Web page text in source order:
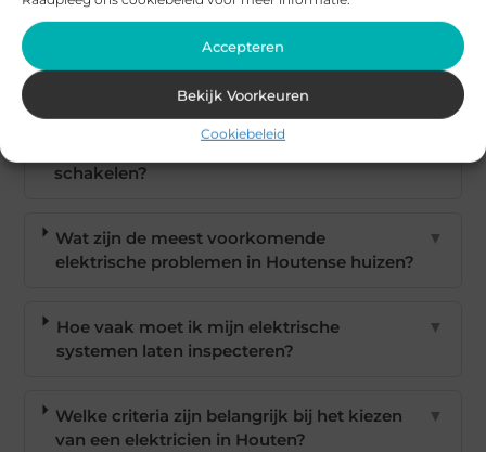
Accepteren
Bekijk Voorkeuren
Cookiebeleid
Veelgestelde vragen
Waarom is het belangrijk om een
schakelen?
▼
Wat zijn de meest voorkomende
elektrische problemen in Houtense huizen?
▼
Hoe vaak moet ik mijn elektrische
systemen laten inspecteren?
▼
Welke criteria zijn belangrijk bij het kiezen
van een elektricien in Houten?
▼